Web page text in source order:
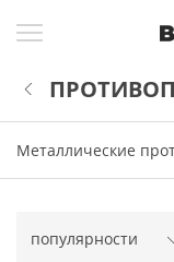
Металлические